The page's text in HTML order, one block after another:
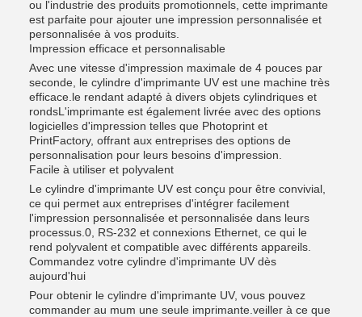
ou l'industrie des produits promotionnels, cette imprimante
est parfaite pour ajouter une impression personnalisée et
personnalisée à vos produits.
Impression efficace et personnalisable
Avec une vitesse d'impression maximale de 4 pouces par
seconde, le cylindre d'imprimante UV est une machine très
efficace.le rendant adapté à divers objets cylindriques et
rondsL'imprimante est également livrée avec des options
logicielles d'impression telles que Photoprint et
PrintFactory, offrant aux entreprises des options de
personnalisation pour leurs besoins d'impression.
Facile à utiliser et polyvalent
Le cylindre d'imprimante UV est conçu pour être convivial,
ce qui permet aux entreprises d'intégrer facilement
l'impression personnalisée et personnalisée dans leurs
processus.0, RS-232 et connexions Ethernet, ce qui le
rend polyvalent et compatible avec différents appareils.
Commandez votre cylindre d'imprimante UV dès
aujourd'hui
Pour obtenir le cylindre d'imprimante UV, vous pouvez
commander au mum une seule imprimante.veiller à ce que